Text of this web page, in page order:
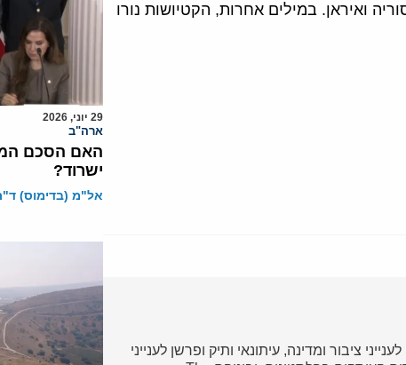
ואיראן. במילים אחרות, הקטיושות נורו
ציבור ומדינה, עיתונאי ותיק ופרשן לענייני
29 יוני, 2026
ארה"ב
האם הסכם
ישרוד?
אל"מ (בדימוס)